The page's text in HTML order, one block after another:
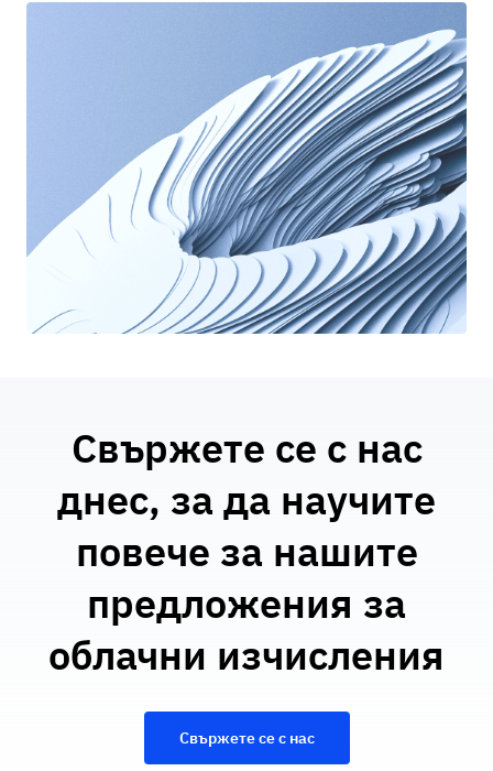
Свържете се с нас
днес, за да научите
повече за нашите
предложения за
облачни изчисления
Свържете се с нас